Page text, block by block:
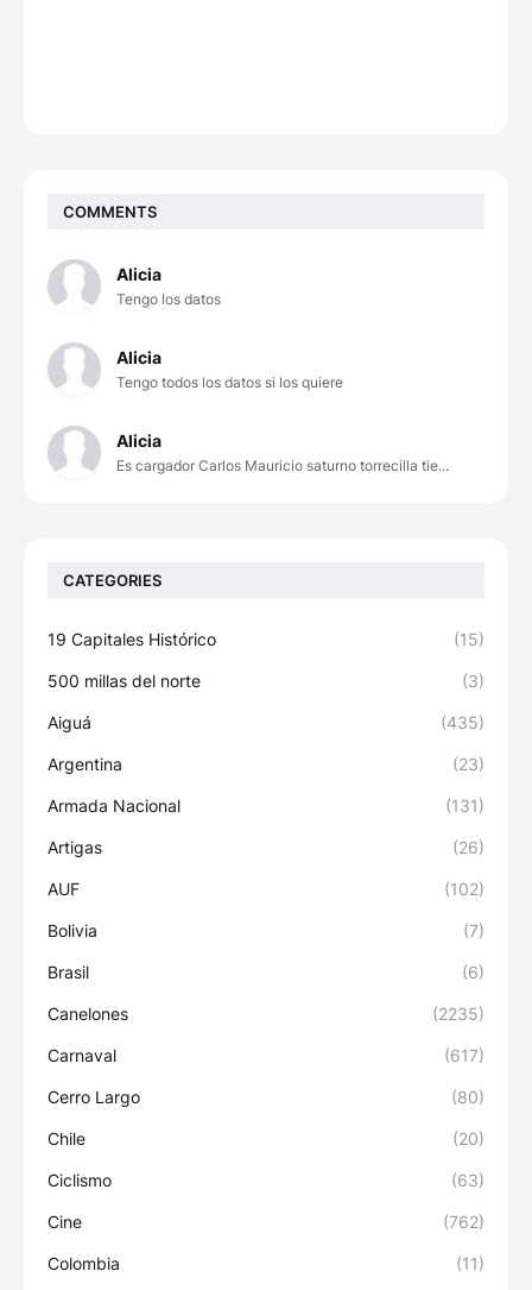
COMMENTS
Alicia
Tengo los datos
Alicia
Tengo todos los datos si los quiere
Alicia
Es cargador Carlos Mauricio saturno torrecilla tie...
CATEGORIES
19 Capitales Histórico (15)
500 millas del norte (3)
Aiguá (435)
Argentina (23)
Armada Nacional (131)
Artigas (26)
AUF (102)
Bolivia (7)
Brasil (6)
Canelones (2235)
Carnaval (617)
Cerro Largo (80)
Chile (20)
Ciclismo (63)
Cine (762)
Colombia (11)